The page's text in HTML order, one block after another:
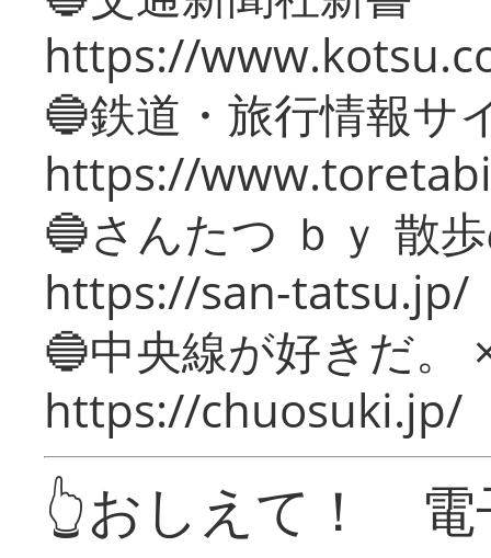
https://
🔵鉄道・旅行情報サ
https://
🔵さんたつ ｂｙ 散
https://san-tatsu.jp/
🔵中央線が好きだ。
https://chuosuki.jp/
👆おしえて！ 電